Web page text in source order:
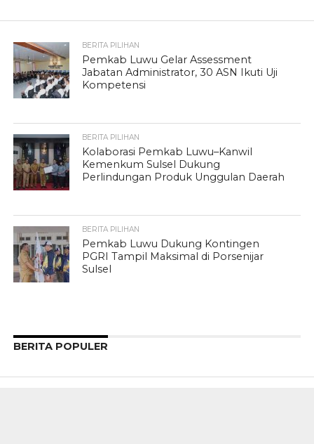
BERITA PILIHAN
Pemkab Luwu Gelar Assessment
Jabatan Administrator, 30 ASN Ikuti Uji
Kompetensi
BERITA PILIHAN
Kolaborasi Pemkab Luwu–Kanwil
Kemenkum Sulsel Dukung
Perlindungan Produk Unggulan Daerah
BERITA PILIHAN
Pemkab Luwu Dukung Kontingen
PGRI Tampil Maksimal di Porsenijar
Sulsel
BERITA POPULER